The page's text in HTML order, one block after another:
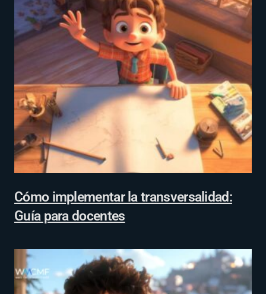
Cómo implementar la transversalidad:
Guía para docentes